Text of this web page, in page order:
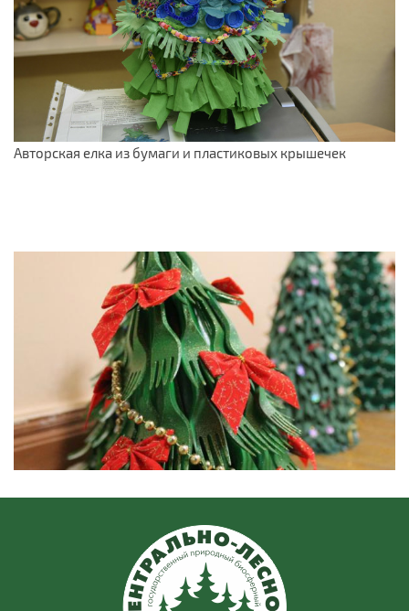
Авторская елка из бумаги и пластиковых крышечек